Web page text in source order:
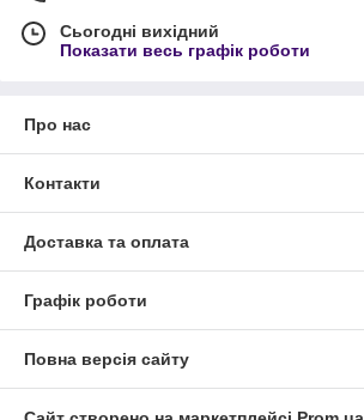
Сьогодні вихідний
Показати весь графік роботи
Про нас
Контакти
Доставка та оплата
Графік роботи
Повна версія сайту